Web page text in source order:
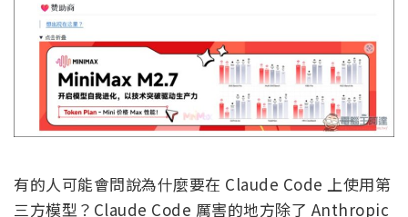
有的人可能會問說為什麼要在 Claude Code 上使用第
三方模型？Claude Code 厲害的地方除了 Anthropic